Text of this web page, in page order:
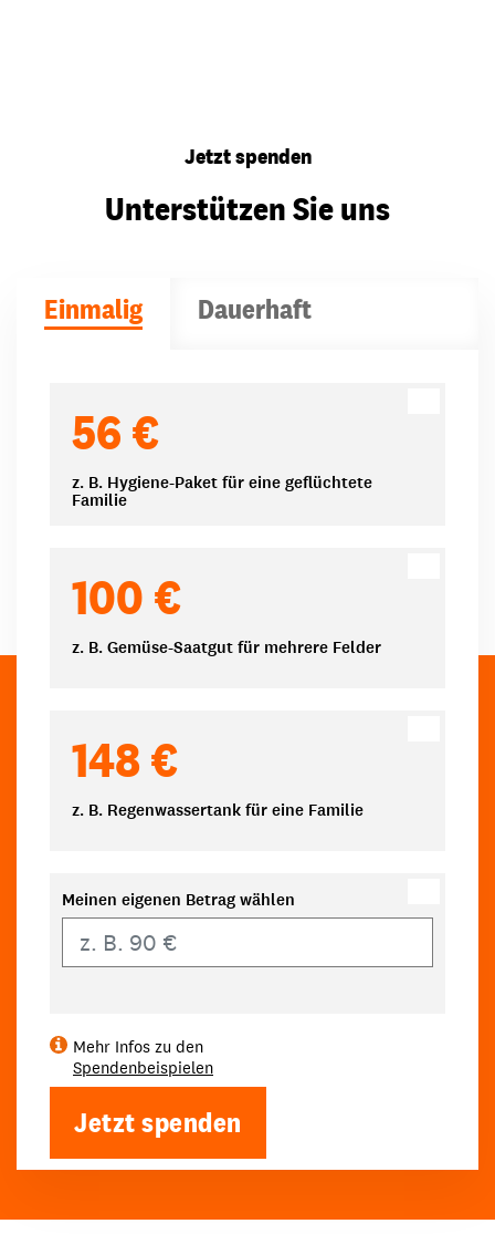
Jetzt spenden
Unterstützen Sie uns
Einmalig Dauerhaft
56 €
z. B. Hygiene-Paket für eine geflüchtete
Familie
100 €
z. B. Gemüse-Saatgut für mehrere Felder
148 €
z. B. Regenwassertank für eine Familie
Meinen eigenen Betrag wählen
Mehr Infos zu den
Spendenbeispielen
Jetzt spenden